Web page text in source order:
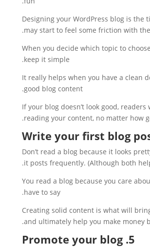
Designing your WordPress blog is the
may start to feel some friction with the
When you decide which topic to
keep it simple.
It really helps when you have a clean
good blog content.
If your blog doesn’t look good, readers
reading your content, no matter how
Don’t read a blog because it looks
it posts frequently. (Although both
You read a blog because you care
have to say.
Creating solid content is what will
and ultimately help you make money
5. Promote your blog